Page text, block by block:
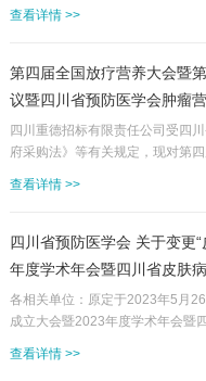
届委员会委员候选人的推荐有关
名单（见附件1）。二、委员候选
医学会单位会员。2.热心支持和
查看详情 >>
第四届全国放疗营养大会暨
议暨四川省预防医学会肿瘤
次）比选公告
四川重德招标有限责任公司受四
府采购法》等有关规定，现对第
(第二次）进行其他招标，欢迎合
瘤营养与防治分会2023年会服务
目联系方式：项目联系人：林女
查看详情 >>
四川省预防医学会 关于变更
年度学术年会暨四川省皮肤
会”相关 事项的通知
各相关单位：原定于2023年5月
成立大会暨2023年度学术年会暨
暨2023年度学术年会暨四川省皮
查看详情 >>